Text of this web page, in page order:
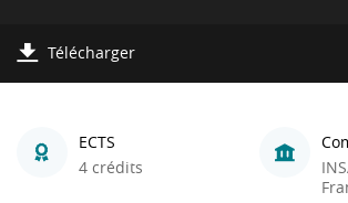
Télécharger
ECTS
4 crédits